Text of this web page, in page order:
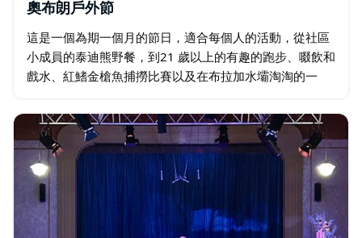
奧布朗戶外節
這是一個為期一個月的節日，適合每個人的活動，從社區
小成員的泰迪熊野餐，到21 歲以上的有趣的跑步、啜飲和
戲水、紅鰭金槍魚捕撈比賽以及在布拉加水壩淘淘的一